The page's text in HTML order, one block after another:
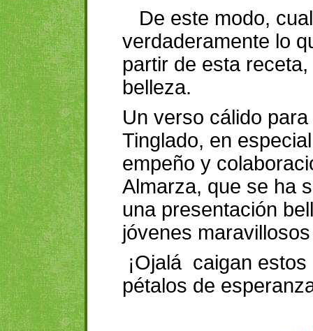
De este modo,
verdaderamente lo
partir de esta
belleza.
Un verso cálido
Tinglado, en
empeño y
Almarza, que se ha
una presentación
jóvenes
¡Ojalá caigan
pétalos de